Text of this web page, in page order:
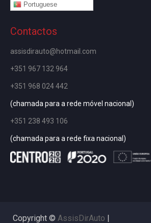
Portuguese
Contactos
assisdirauto@hotmail.com
+351 967 132 964
+351 968 024 442
(chamada para a rede móvel nacional)
+351 238 493 106
(chamada para a rede fixa nacional)
Copyright © AssisDirAuto